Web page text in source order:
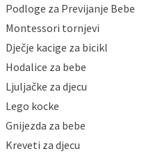
odgovarajućih tehničkih i
osobnih podataka od
otkrivanja,
štiti privatnost svojih
stranica, čuva povjerljivost
omogućava pristup i
samo onim svojim
potrebni radi provedbe
zakonima. Napominjemo
u potpunosti ili djelomice,
Podloge za Previjanje Bebe
Montessori tornjevi
Dječje kacige za bicikl
Hodalice za bebe
Ljuljačke za djecu
Lego kocke
Gnijezda za bebe
Kreveti za djecu